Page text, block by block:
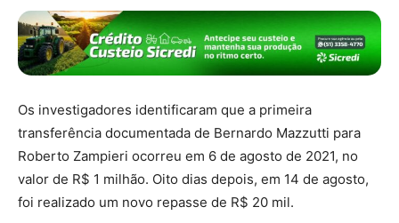
Os investigadores identificaram que a primeira
transferência documentada de Bernardo Mazzutti para
Roberto Zampieri ocorreu em 6 de agosto de 2021, no
valor de R$ 1 milhão. Oito dias depois, em 14 de agosto,
foi realizado um novo repasse de R$ 20 mil.